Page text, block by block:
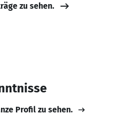
zu sehen.
Profil zu sehen.